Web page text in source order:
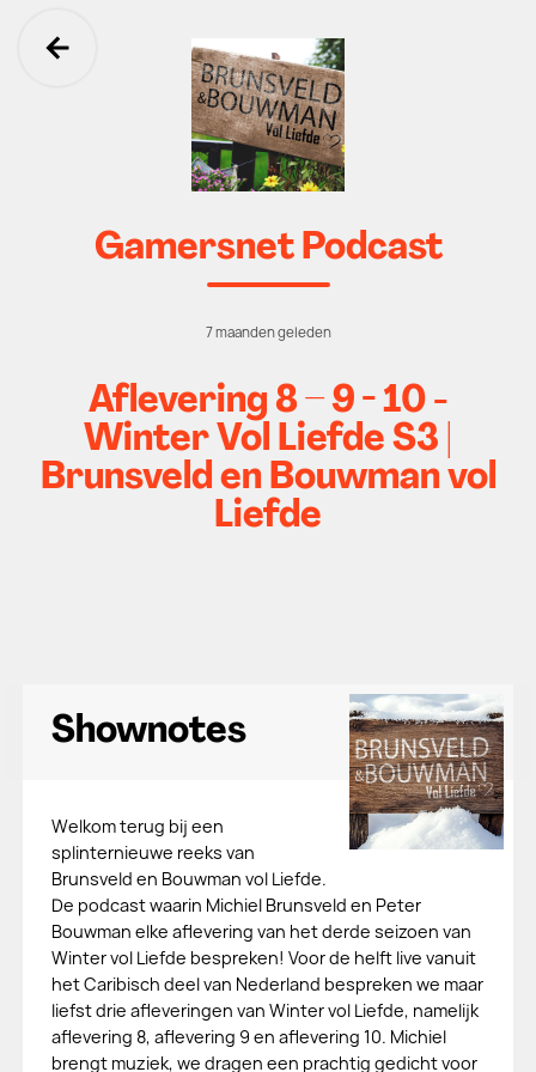
Ga terug
Gamersnet Podcast
7 maanden geleden
Aflevering 8 – 9 - 10 -
Winter Vol Liefde S3 |
Brunsveld en Bouwman vol
Liefde
Shownotes
Welkom terug bij een
splinternieuwe reeks van
Brunsveld en Bouwman vol Liefde.
De podcast waarin Michiel Brunsveld en Peter
Bouwman elke aflevering van het derde seizoen van
Winter vol Liefde bespreken! Voor de helft live vanuit
het Caribisch deel van Nederland bespreken we maar
liefst drie afleveringen van Winter vol Liefde, namelijk
aflevering 8, aflevering 9 en aflevering 10. Michiel
brengt muziek, we dragen een prachtig gedicht voor